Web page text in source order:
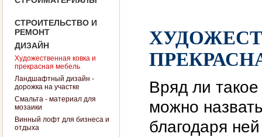
СТРОИТЕЛЬСТВО И
РЕМОНТ
ДИЗАЙН
Художественная ковка и
прекрасная мебель
Ландшафтный дизайн -
дорожка на участке
Смальта - материал для
мозаики
Винный лофт для бизнеса и
отдыха
Вряд ли такое
можно
благодаря